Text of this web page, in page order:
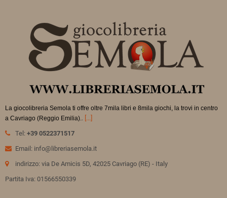
La giocolibreria Semola ti offre oltre 7mila libri e 8mila giochi, la trovi in centro
a Cavriago (Reggio Emilia). . [...]
Tel: +39 0522371517
Email: info@libreriasemola.it
indirizzo: via De Amicis 5D, 42025 Cavriago (RE) - Italy
Partita Iva: 01566550339